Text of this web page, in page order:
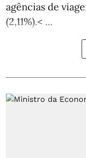
agências de
(2,11%).< ...